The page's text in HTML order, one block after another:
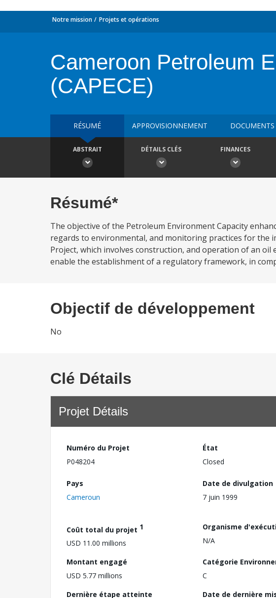
Notre mission Projets et opérations
Cameroon Petroleum
(CAPECE)
RÉSUMÉ APPROVISIONNEMENT DOCUMENTS
ABSTRAIT DÉTAILS CLÉS FINANCES
Résumé*
The objective of the Petroleum Environment Capacity
regards to environmental, and monitoring practices for the
Project, which involves construction, and operation of an
enable the establishment of a regulatory framework, in
Objectif de développement
No
Clé Détails
Projet Détails
Numéro du Projet
P048204
État
Closed
Pays
Cameroun
Date de divulgation
7 juin 1999
Coût total du projet 1
USD 11.00 millions
Organisme
N/A
Montant engagé
USD 5.77 millions
Catégorie
C
Dernière étape atteinte
Date de dernière